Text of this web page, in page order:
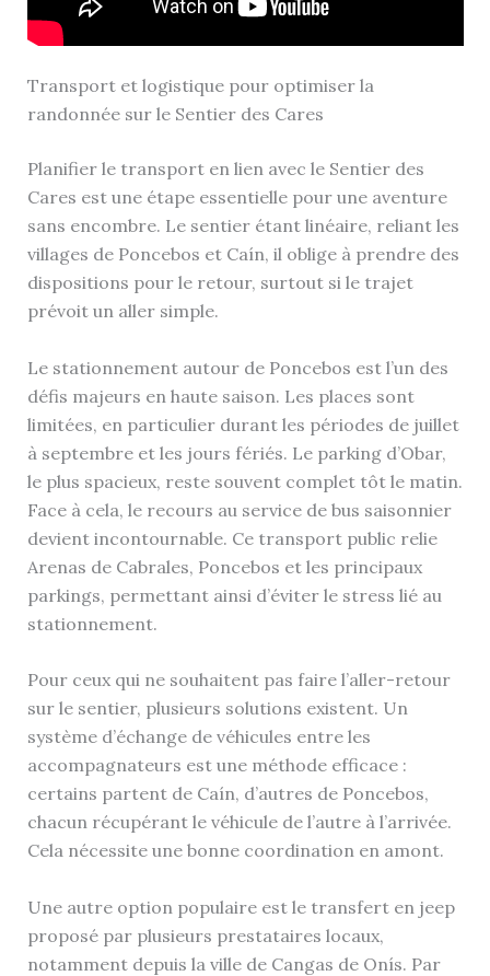
Transport et logistique pour optimiser la
randonnée sur le Sentier des Cares
Planifier le transport en lien avec le Sentier des
Cares est une étape essentielle pour une aventure
sans encombre. Le sentier étant linéaire, reliant les
villages de Poncebos et Caín, il oblige à prendre des
dispositions pour le retour, surtout si le trajet
prévoit un aller simple.
Le stationnement autour de Poncebos est l’un des
défis majeurs en haute saison. Les places sont
limitées, en particulier durant les périodes de juillet
à septembre et les jours fériés. Le parking d’Obar,
le plus spacieux, reste souvent complet tôt le matin.
Face à cela, le recours au service de bus saisonnier
devient incontournable. Ce transport public relie
Arenas de Cabrales, Poncebos et les principaux
parkings, permettant ainsi d’éviter le stress lié au
stationnement.
Pour ceux qui ne souhaitent pas faire l’aller-retour
sur le sentier, plusieurs solutions existent. Un
système d’échange de véhicules entre les
accompagnateurs est une méthode efficace :
certains partent de Caín, d’autres de Poncebos,
chacun récupérant le véhicule de l’autre à l’arrivée.
Cela nécessite une bonne coordination en amont.
Une autre option populaire est le transfert en jeep
proposé par plusieurs prestataires locaux,
notamment depuis la ville de Cangas de Onís. Par